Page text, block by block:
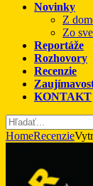
Novinky
Z
Zo
Reportáže
Rozhovory
Recenzie
KONTAKT
HomeRecenzie